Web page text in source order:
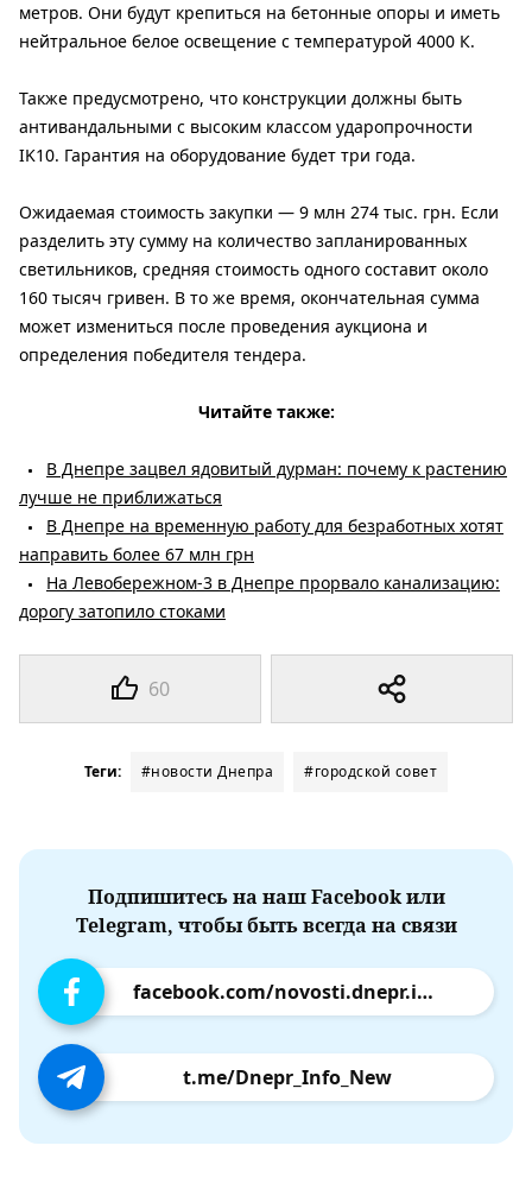
60
метров. Они будут крепиться на бетонные опоры и иметь
нейтральное белое освещение с температурой 4000 К.
Также предусмотрено, что конструкции должны быть
антивандальными с высоким классом ударопрочности
IK10. Гарантия на оборудование будет три года.
Ожидаемая стоимость закупки — 9 млн 274 тыс. грн. Если
разделить эту сумму на количество запланированных
светильников, средняя стоимость одного составит около
160 тысяч гривен. В то же время, окончательная сумма
может измениться после проведения аукциона и
определения победителя тендера.
Читайте также:
В Днепре зацвел ядовитый дурман: почему к растению
лучше не приближаться
В Днепре на временную работу для безработных хотят
направить более 67 млн ​​грн
На Левобережном-3 в Днепре прорвало канализацию:
дорогу затопило стоками
Теги: #новости Днепра #городской совет
Подпишитесь на наш Facebook или
Telegram, чтобы быть всегда на связи
facebook.com/novosti.dnepr.info
t.me/Dnepr_Info_New